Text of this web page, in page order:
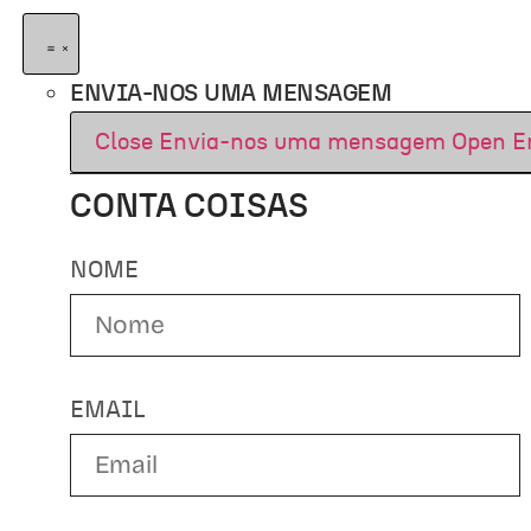
ENVIA-NOS UMA MENSAGEM
Close Envia-nos uma mensagem Open
CONTA COISAS
NOME
EMAIL